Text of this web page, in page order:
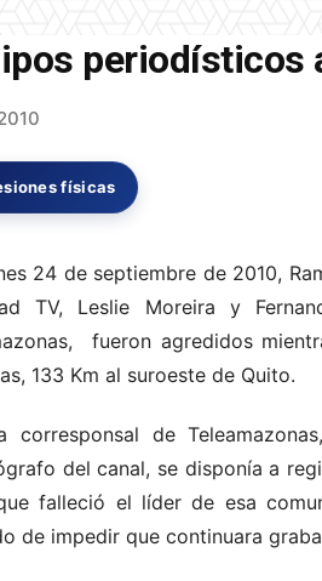
periodísticos
físicas
24 de septiembre de 2010,
TV, Leslie Moreira y
fueron agredidos
133 Km al suroeste de Quito.
corresponsal de
del canal, se disponía a
falleció el líder de esa
de impedir que continuara